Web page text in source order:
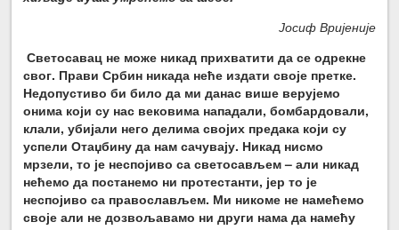
Јосиф Вријеније
Светосавац не може никад прихватити да се одрекне
свог. Прави Србин никада неће издати своје претке.
Недопустиво би било да ми данас више верујемо
онима који су нас вековима нападали, бомбардовали,
клали, убијали него делима својих предака који су
успели Отаџбину да нам сачувају. Никад нисмо
мрзели, то је неспојиво са светосављем – али никад
нећемо да постанемо ни протестанти, јер то је
неспојиво са православљем. Ми никоме не намећемо
своје али не дозвољавамо ни други нама да намећу